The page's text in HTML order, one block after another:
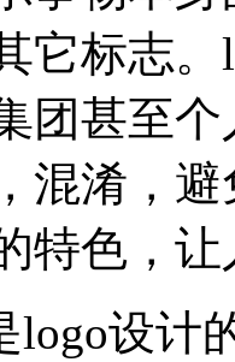
它标志
团甚至
混淆，
特色，
logo设计